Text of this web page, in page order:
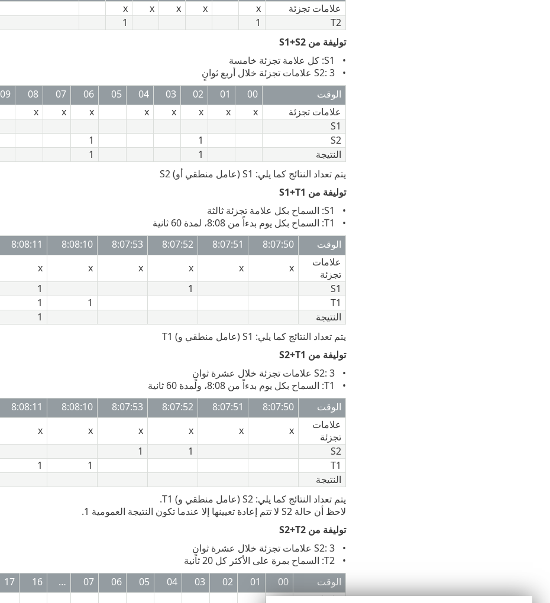
علامات تجزئة
x
x
x
x
x
T2
1
1
توليفة من S1+S2
S1: كل علامة تجزئة خامسة
S2: 3 علامات تجزئة خلال أربع ثوانٍ
الوقت
00
01
02
03
04
05
06
07
08
09
علامات تجزئة
x
x
x
x
x
x
x
x
S1
S2
1
1
النتيجة
1
1
يتم تعداد النتائج كما يلي: S1 (عامل منطقي أو) S2
توليفة من S1+T1
S1: السماح بكل علامة تجزئة ثالثة
T1: السماح بكل يوم بدءاً من 8:08، لمدة 60 ثانية
الوقت
8:07:50
8:07:51
8:07:52
8:07:53
8:08:10
8:08:11
علامات
تجزئة
x
x
x
x
x
x
S1
1
1
T1
1
1
النتيجة
1
يتم تعداد النتائج كما يلي: S1 (عامل منطقي و) T1
توليفة من S2+T1
S2: 3 علامات تجزئة خلال عشرة ثوانٍ
T1: السماح بكل يوم بدءاً من 8:08، ولمدة 60 ثانية
الوقت
8:07:50
8:07:51
8:07:52
8:07:53
8:08:10
8:08:11
علامات
تجزئة
x
x
x
x
x
x
S2
1
1
T1
1
1
النتيجة
يتم تعداد النتائج كما يلي: S2 (عامل منطقي و) T1.
لاحظ أن حالة S2 لا تتم إعادة تعيينها إلا عندما تكون النتيجة العمومية 1.
توليفة من S2+T2
S2: 3 علامات تجزئة خلال عشرة ثوانٍ
T2: السماح بمرة على الأكثر كل 20 ثانية
الوقت
00
01
02
03
04
05
06
07
…
16
17
علامات